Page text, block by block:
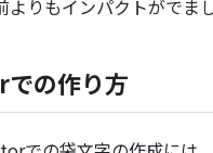
よりもインパクトがでま
の作り方